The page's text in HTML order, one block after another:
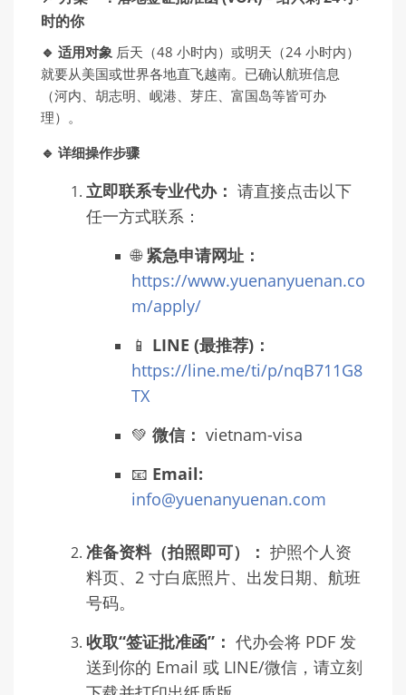
时的你
🔹 适用对象 后天（48 小时内）或明天（24 小时内）
就要从美国或世界各地直飞越南。已确认航班信息
（河内、胡志明、岘港、芽庄、富国岛等皆可办
理）。
🔹 详细操作步骤
立即联系专业代办： 请直接点击以下
任一方式联系：
🌐紧急申请网址：
https://www.yuenanyuenan.co
m/apply/
📱 LINE (最推荐)：
https://line.me/ti/p/nqB711G8
TX
💚 微信： vietnam-visa
📧 Email:
info@yuenanyuenan.com
准备资料（拍照即可）： 护照个人资
料页、2 寸白底照片、出发日期、航班
号码。
收取“签证批准函”： 代办会将 PDF 发
送到你的 Email 或 LINE/微信，请立刻